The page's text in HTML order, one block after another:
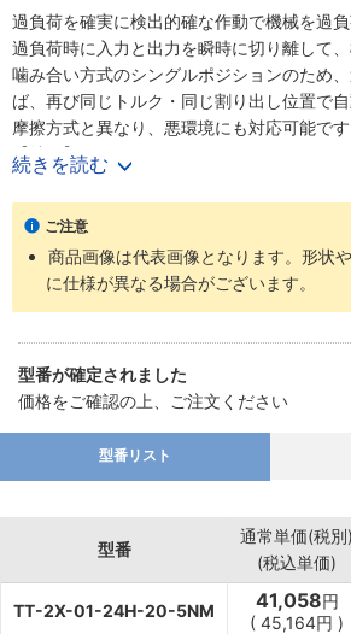
過負荷を確実に検出的確な作動で機械を過
過負荷時に入力と出力を瞬時に切り離して、
噛み合い方式のシングルポジションのため
ば、再び同じトルク・同じ割り出し位置で自
摩擦方式と異なり、悪環境にも対応可能です
【特長】
・トルクテンダ両端（ハウジングとハブ）か
方の軸をセットスクリューで固定すること
よる機械の保護を行う、2軸突き合わせタイ
・2軸突き合わせタイプなので、そのままフ
としても使用が可能です。
【用途】
・半導体製造装置、繊維機械、印刷機械
続きを読む
ご注意
商品画像は代表画像となります。形状
に仕様が異なる場合がございます。
型番が確定されました
価格をご確認の上、ご注文ください
型番リスト
型番
通常単価(税別)
(税込単価)
TT-2X-01-24H-20-5NM 41,058円
( 45,164円 )